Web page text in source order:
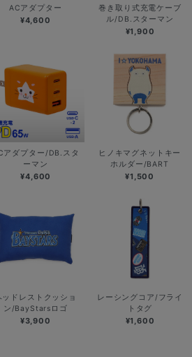
ACアダプター
¥4,600
巻き取り式充電ケーブ
ル/DB.スターマン
¥1,900
アダプター/DB.スタ
ーマン
¥4,600
ヒノキマグネットキー
ホルダー/BART
¥1,500
ッドレストクッショ
ン/BayStarsロゴ
¥3,900
レーシングコア/フライ
トタグ
¥1,600